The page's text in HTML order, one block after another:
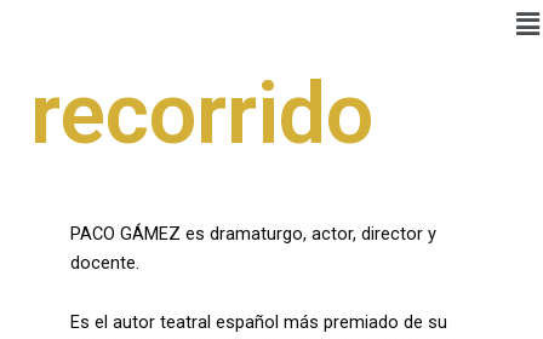
recorrido
PACO GÁMEZ es dramaturgo, actor, director y
docente.
Es el autor teatral español más premiado de su